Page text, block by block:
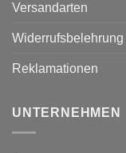
Versandarten
Widerrufsbelehrung
Reklamationen
UNTERNEHMEN